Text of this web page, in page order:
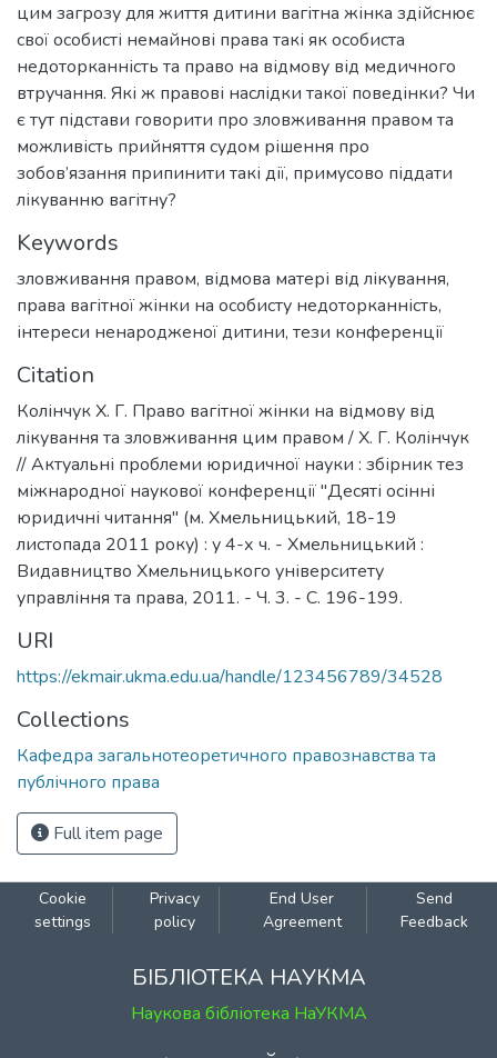
цим загрозу для життя дитини вагітна жінка здійснює
свої особисті немайнові права такі як особиста
недоторканність та право на відмову від медичного
втручання. Які ж правові наслідки такої поведінки? Чи
є тут підстави говорити про зловживання правом та
можливість прийняття судом рішення про
зобов’язання припинити такі дії, примусово піддати
лікуванню вагітну?
Keywords
зловживання правом, відмова матері від лікування,
права вагітної жінки на особисту недоторканність,
інтереси ненародженої дитини, тези конференції
Citation
Колінчук Х. Г. Право вагітної жінки на відмову від
лікування та зловживання цим правом / Х. Г. Колінчук
// Актуальні проблеми юридичної науки : збірник тез
міжнародної наукової конференції "Десяті осінні
юридичні читання" (м. Хмельницький, 18-19
листопада 2011 року) : у 4-х ч. - Хмельницький :
Видавництво Хмельницького університету
управління та права, 2011. - Ч. 3. - С. 196-199.
URI
https://ekmair.ukma.edu.ua/handle/123456789/34528
Collections
Кафедра загальнотеоретичного правознавства та
публічного права
Full item page
Cookie
settings
Privacy
policy
End User
Agreement
Send
Feedback
БІБЛІОТЕКА НАУКМА
Наукова бібліотека НаУКМА